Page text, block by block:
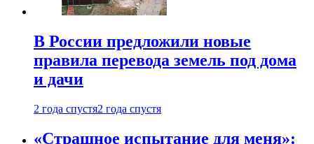
В России предложили новые
правила перевода земель под дома
и дачи
2 года спустя2 года спустя
«Страшное испытание для меня»: